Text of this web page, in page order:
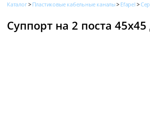
Каталог Пластиковые кабельные каналы Efapel
Суппорт на 2 поста